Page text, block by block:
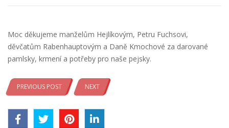
Moc děkujeme manželům Hejlíkovým, Petru Fuchsovi,
děvčatům Rabenhauptovým a Daně Kmochové za darované
pamlsky, krmení a potřeby pro naše pejsky.
PREVIOUS POST NEXT